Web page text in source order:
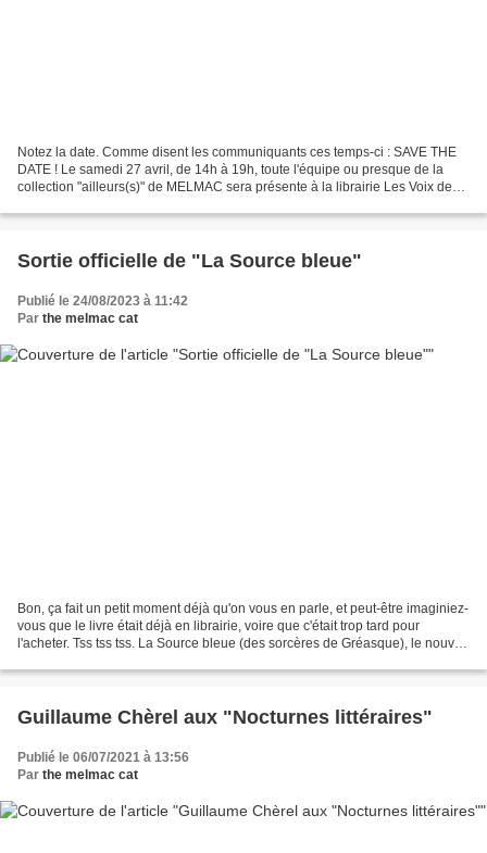
Notez la date. Comme disent les communiquants ces temps-ci : SAVE THE
DATE ! Le samedi 27 avril, de 14h à 19h, toute l'équipe ou presque de la
collection "ailleurs(s)" de MELMAC sera présente à la librairie Les Voix des
Sortie officielle de "La Source bleue"
Publié le 24/08/2023 à 11:42
Par the melmac cat
Bon, ça fait un petit moment déjà qu'on vous en parle, et peut-être imaginiez-
vous que le livre était déjà en librairie, voire que c'était trop tard pour
l'acheter. Tss tss tss. La Source bleue (des sorcères de Gréasque), le nouvel
Guillaume Chèrel aux "Nocturnes littéraires"
Publié le 06/07/2021 à 13:56
Par the melmac cat